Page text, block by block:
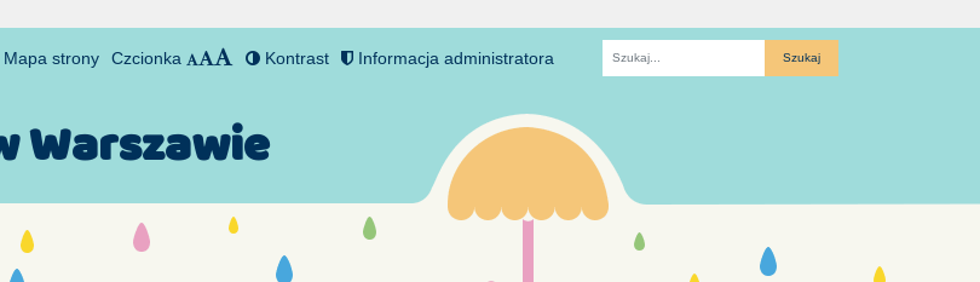
Mapa strony Czcionka Kontrast Informacja administratora
Fraza
Warszawie